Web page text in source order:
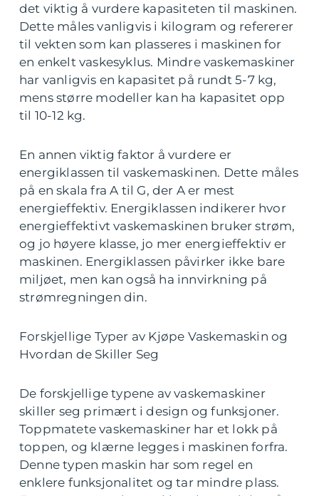
det viktig å vurdere kapasiteten til maskinen.
Dette måles vanligvis i kilogram og refererer
til vekten som kan plasseres i maskinen for
en enkelt vaskesyklus. Mindre vaskemaskiner
har vanligvis en kapasitet på rundt 5-7 kg,
mens større modeller kan ha kapasitet opp
til 10-12 kg.
En annen viktig faktor å vurdere er
energiklassen til vaskemaskinen. Dette måles
på en skala fra A til G, der A er mest
energieffektiv. Energiklassen indikerer hvor
energieffektivt vaskemaskinen bruker strøm,
og jo høyere klasse, jo mer energieffektiv er
maskinen. Energiklassen påvirker ikke bare
miljøet, men kan også ha innvirkning på
strømregningen din.
Forskjellige Typer av Kjøpe Vaskemaskin og
Hvordan de Skiller Seg
De forskjellige typene av vaskemaskiner
skiller seg primært i design og funksjoner.
Toppmatete vaskemaskiner har et lokk på
toppen, og klærne legges i maskinen forfra.
Denne typen maskin har som regel en
enklere funksjonalitet og tar mindre plass.